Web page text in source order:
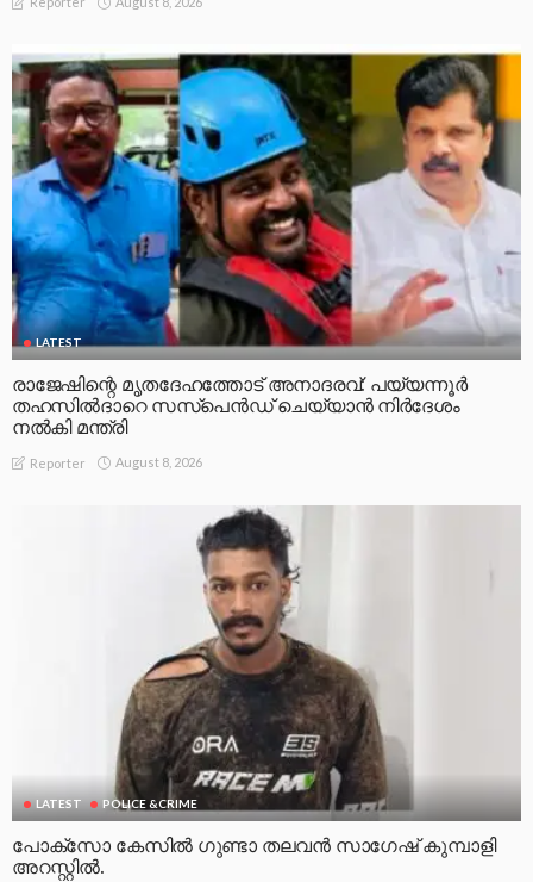
LATEST
രാജേഷിന്റെ മൃതദേഹത്തോട് അനാദരവ്: പയ്യന്നൂർ
തഹസിൽദാറെ സസ്പെൻഡ് ചെയ്യാൻ നിർദേശം
നൽകി മന്ത്രി
Reporter August 8, 2026
LATEST POLICE &CRIME
പോക്സോ കേസിൽ ഗുണ്ടാ തലവൻ സാഗേഷ് കുമ്പാളി
അറസ്റ്റിൽ.